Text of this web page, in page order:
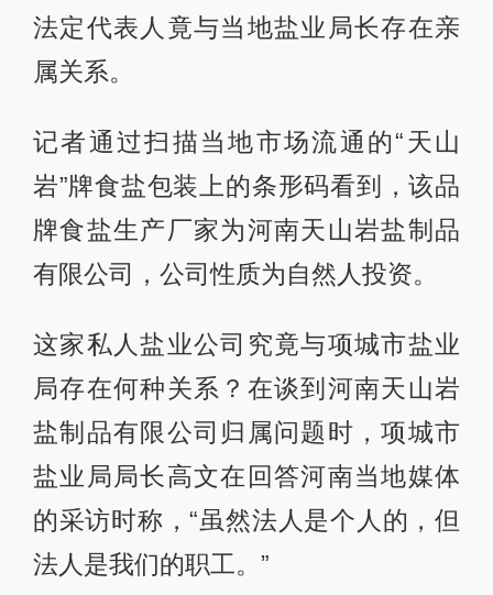
法定代表人竟与当地盐业局长存在亲
属关系。
记者通过扫描当地市场流通的“天山
岩”牌食盐包装上的条形码看到，该品
牌食盐生产厂家为河南天山岩盐制品
有限公司，公司性质为自然人投资。
这家私人盐业公司究竟与项城市盐业
局存在何种关系？在谈到河南天山岩
盐制品有限公司归属问题时，项城市
盐业局局长高文在回答河南当地媒体
的采访时称，“虽然法人是个人的，但
法人是我们的职工。”